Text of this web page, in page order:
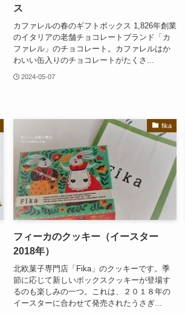
ス
カファレルの春のギフトボックス 1,826年創業
のイタリアの老舗チョコレートブランド「カ
ファレル」のチョコレート。カファレルはか
わいい缶入りのチョコレートがたくさ...
2024-05-07
fika
フィーカのクッキー（イースター
2018年）
北欧菓子専門店「Fika」のクッキーです。季
節に応じて新しいボックスクッキーが登場す
るのも楽しみの一つ。これは、２０１８年の
イースターに合わせて発売されたうさぎ...